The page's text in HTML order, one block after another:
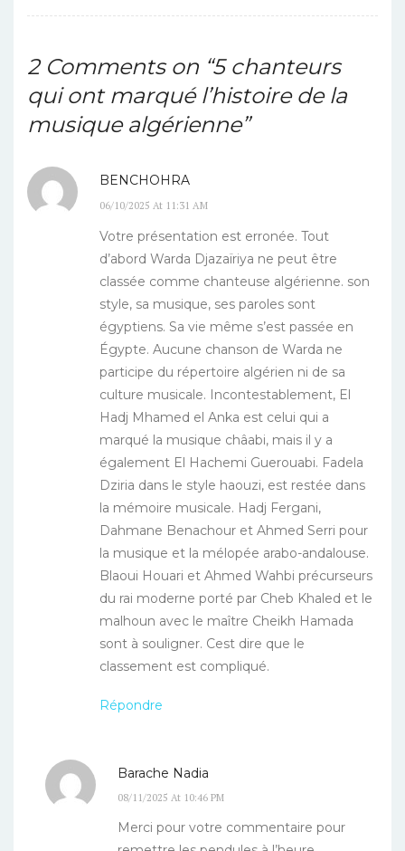
2 Comments on “5 chanteurs
qui ont marqué l’histoire de la
musique algérienne”
BENCHOHRA
06/10/2025 At 11:31 AM
Votre présentation est erronée. Tout
d’abord Warda Djazaïriya ne peut être
classée comme chanteuse algérienne. son
style, sa musique, ses paroles sont
égyptiens. Sa vie même s’est passée en
Égypte. Aucune chanson de Warda ne
participe du répertoire algérien ni de sa
culture musicale. Incontestablement, El
Hadj Mhamed el Anka est celui qui a
marqué la musique châabi, mais il y a
également El Hachemi Guerouabi. Fadela
Dziria dans le style haouzi, est restée dans
la mémoire musicale. Hadj Fergani,
Dahmane Benachour et Ahmed Serri pour
la musique et la mélopée arabo-andalouse.
Blaoui Houari et Ahmed Wahbi précurseurs
du rai moderne porté par Cheb Khaled et le
malhoun avec le maître Cheikh Hamada
sont à souligner. Cest dire que le
classement est compliqué.
Répondre
Barache Nadia
08/11/2025 At 10:46 PM
Merci pour votre commentaire pour